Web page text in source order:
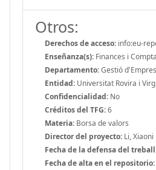
Otros:
Derechos de acceso: info:eu-
Enseñanza(s): Finances i
Departamento:Gestió
Entidad: Universitat Rovira i
Confidencialidad: No
Créditos del TFG:6
Materia: Borsa de valors
Director del proyecto: Li, Xiaoni
Fecha de la defensa del
Fecha de alta en el repositorio: